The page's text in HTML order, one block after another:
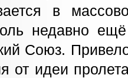
в
недавно
Союз.
от идеи